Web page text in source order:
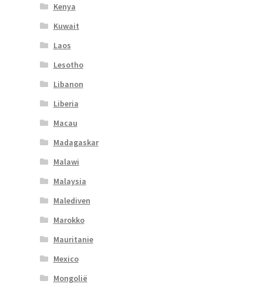
Kenya
Kuwait
Laos
Lesotho
Libanon
Liberia
Macau
Madagaskar
Malawi
Malaysia
Malediven
Marokko
Mauritanie
Mexico
Mongolië